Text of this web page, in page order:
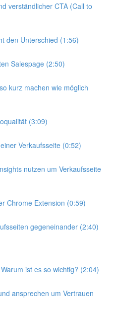
verständlicher CTA (Call to
den Unterschied (1:56)
Salespage (2:50)
kurz machen wie möglich
(3:09)
Verkaufsseite (0:52)
nutzen um Verkaufsseite
Chrome Extension (0:59)
gegeneinander (2:40)
ist es so wichtig? (2:04)
ansprechen um Vertrauen